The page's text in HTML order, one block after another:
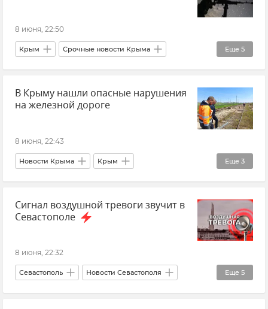
Политика
8 июня, 22:50
Еще 5
Крым Срочные новости Крыма
Новости Севастополя Севастополь
ГУ МЧС РФ по Республике Крым
В Крыму нашли опасные нарушения
на железной дороге
8 июня, 22:43
Еще 3
Новости Крыма Крым
Железная дорога
Южная транспортная прокуратура
Сигнал воздушной тревоги звучит в
Севастополе
8 июня, 22:32
Еще 5
Севастополь Новости Севастополя
Срочные новости Крыма Крым